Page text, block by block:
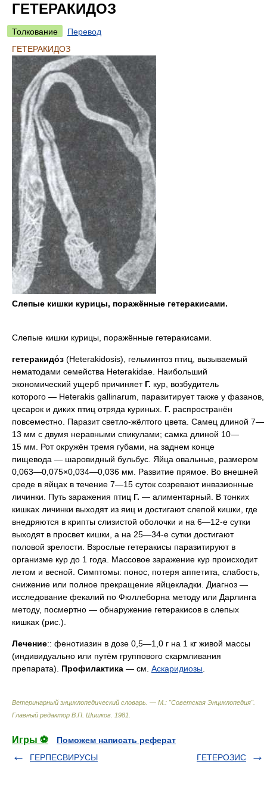
ГЕТЕРАКИДОЗ
Толкование
Перевод
ГЕТЕРАКИДОЗ
Слепые кишки курицы, поражённые гетеракисами.
Слепые кишки курицы, поражённые гетеракисами.
гетеракидо́з (Heterakidosis), гельминтоз птиц, вызываемый
нематодами семейства Heterakidae. Наибольший
экономический ущерб причиняет Г. кур, возбудитель
которого — Heterakis gallinarum, паразитирует также у фазанов,
цесарок и диких птиц отряда куриных. Г. распространён
повсеместно. Паразит светло-жёлтого цвета. Самец длиной 7—
13 мм с двумя неравными спикулами; самка длиной 10—
15 мм. Рот окружён тремя губами, на заднем конце
пищевода — шаровидный бульбус. Яйца овальные, размером
0,063—0,075×0,034—0,036 мм. Развитие прямое. Во внешней
среде в яйцах в течение 7—15 суток созревают инвазионные
личинки. Путь заражения птиц Г. — алиментарный. В тонких
кишках личинки выходят из яиц и достигают слепой кишки, где
внедряются в крипты слизистой оболочки и на 6—12-е сутки
выходят в просвет кишки, а на 25—34-е сутки достигают
половой зрелости. Взрослые гетеракисы паразитируют в
организме кур до 1 года. Массовое заражение кур происходит
летом и весной. Симптомы: понос, потеря аппетита, слабость,
снижение или полное прекращение яйцекладки. Диагноз —
исследование фекалий по Фюллеборна методу или Дарлинга
методу, посмертно — обнаружение гетеракисов в слепых
кишках (рис.).
Лечение:: фенотиазин в дозе 0,5—1,0 г на 1 кг живой массы
(индивидуально или путём группового скармливания
препарата). Профилактика — см. Аскаридиозы
Ветеринарный энциклопедический словарь. — М.: "Советская Энциклопедия".
Главный редактор В.П. Шишков 1981
Игры ⚽
Поможем написать реферат
ГЕРПЕСВИРУСЫ
ГЕТЕРОЗИС